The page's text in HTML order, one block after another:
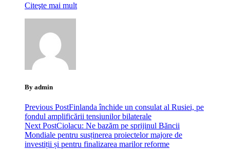
Citeşte mai mult
By admin
Previous PostFinlanda închide un consulat al Rusiei, pe
fondul amplificării tensiunilor bilaterale
Next PostCiolacu: Ne bazăm pe sprijinul Băncii
Mondiale pentru susținerea proiectelor majore de
investiții și pentru finalizarea marilor reforme